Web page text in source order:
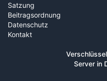
Satzung
Beitragsordnung
Datenschutz
Kontakt
Server in